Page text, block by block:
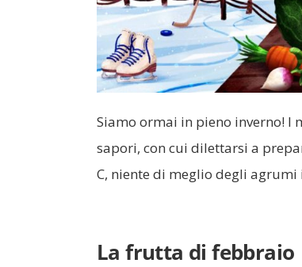
Siamo ormai in pieno inverno!
sapori, con cui dilettarsi a
C, niente di meglio degli agrumi
La frutta di febbraio